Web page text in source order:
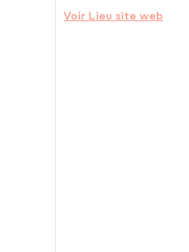
Voir Lieu site web